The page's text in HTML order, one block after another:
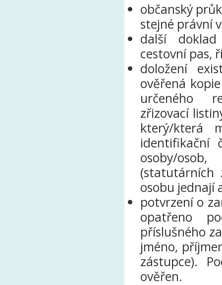
občanský
stejné právní
další
cestovní pas,
doložení
ověřená
určeného
zřizovací
který/která
identifikační
osoby/
(statutárních
osobu jednají
potvrzení o
opatřeno
příslušného
jméno,
zástupce).
ověřen.